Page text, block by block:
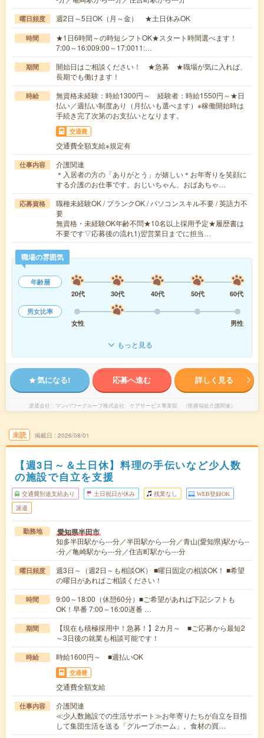
曜日頻度 週2日～5日OK（月～金） ★土日休みOK
時間
★1日6時間～の時短シフトOK★スタート時間選べます！
7:00～16:009:00～17:0011:…
期間
開始日はご相談ください！ ★急募 ★職場が気に入れば、
長期でも働けます！
時給
無資格未経験：時給1300円～ 経験者：時給1550円～★日
払い／週払い制度あり（月払いも選べます）※稼働開始時は
手続き完了次第のお支払いとなります。
交通費
交通費全額支給※規定有
仕事内容
介護関連
＊入居者の方の「ありがとう」が嬉しい＊お年寄りを笑顔に
する介護のお仕事です。おじいちゃん、おばあちゃ…
応募資格
職種未経験OK / ブランクOK / パソコンスキル不要 / 英語力不
要
無資格・未経験OK年齢不問★10名以上採用予定★履歴書は
不要です▽応募後の流れ1)翌営業日までに担当…
職場の雰囲気
年齢層
20代
30代 40代 50代
60代
男女比率
女性
男性
もっと見る
気になる! 応募へ進む 詳しく見る
派遣会社 マンパワーグループ株式会社 ケアサービス事業部 （医療福祉介護関連）
未読 掲載日 2026/08/01
【週3日～＆土日休】料理の手伝いなど少人数
の施設で自立を支援
交通費別途支給あり 土日祝日が休み 残業なし WEB登録OK
派遣
勤務地 愛知県半田市
知多半田駅から---分／半田駅から---分／青山(愛知県)駅から--
-分／亀崎駅から---分／住吉町駅から---分
曜日頻度
週3日～（週2日～も相談OK） ■曜日固定の相談OK！ ■希望
の曜日があればご相談ください！
時間
9:00～18:00（休憩60分）■ご希望があれば下記シフトも
OK！早番 7:00～16:00遅番 …
期間
【現在も積極採用中！急募！】2カ月～ ■ご応募から最短2
～3日後の就業も相談可能です！
時給 時給1600円～ ■週払いOK
交通費
交通費全額支給
仕事内容
介護関連
≪少人数施設での生活サポート≫お年寄りたちが自立を目指
して集団生活を送る「グループホーム」。食材の買…